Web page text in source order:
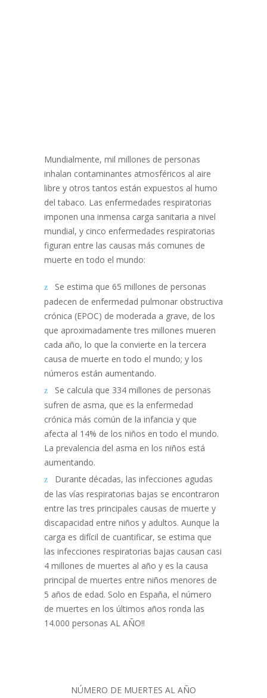
Mundialmente, mil millones de personas
inhalan contaminantes atmosféricos al aire
libre y otros tantos están expuestos al humo
del tabaco. Las enfermedades respiratorias
imponen una inmensa carga sanitaria a nivel
mundial, y cinco enfermedades respiratorias
figuran entre las causas más comunes de
muerte en todo el mundo:
Se estima que 65 millones de personas
padecen de enfermedad pulmonar obstructiva
crónica (EPOC) de moderada a grave, de los
que aproximadamente tres millones mueren
cada año, lo que la convierte en la tercera
causa de muerte en todo el mundo; y los
números están aumentando.
Se calcula que 334 millones de personas
sufren de asma, que es la enfermedad
crónica más común de la infancia y que
afecta al 14% de los niños en todo el mundo.
La prevalencia del asma en los niños está
aumentando.
Durante décadas, las infecciones agudas
de las vías respiratorias bajas se encontraron
entre las tres principales causas de muerte y
discapacidad entre niños y adultos. Aunque la
carga es difícil de cuantificar, se estima que
las infecciones respiratorias bajas causan casi
4 millones de muertes al año y es la causa
principal de muertes entre niños menores de
5 años de edad. Solo en España, el número
de muertes en los últimos años ronda las
14.000 personas AL AÑO!!
NÚMERO DE MUERTES AL AÑO